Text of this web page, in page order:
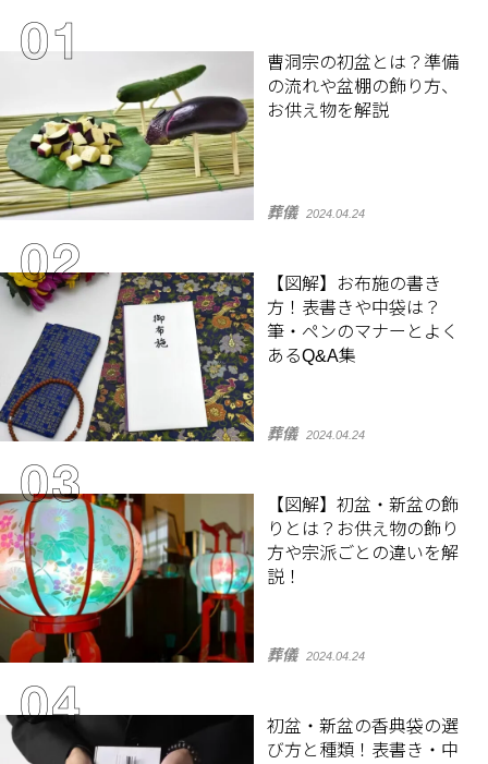
曹洞宗の初盆とは？準備
の流れや盆棚の飾り方、
お供え物を解説
葬儀 2024.04.24
【図解】お布施の書き
方！表書きや中袋は？
筆・ペンのマナーとよく
あるQ&A集
葬儀 2024.04.24
【図解】初盆・新盆の飾
りとは？お供え物の飾り
方や宗派ごとの違いを解
説！
葬儀 2024.04.24
初盆・新盆の香典袋の選
び方と種類！表書き・中